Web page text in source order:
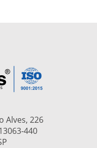
Alves, 226
440